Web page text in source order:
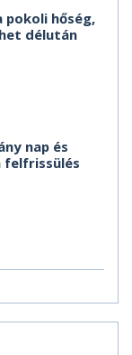
pokoli hőség,
délután
nap és
felfrissülés